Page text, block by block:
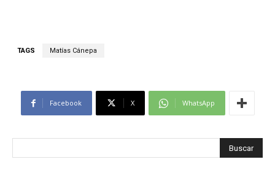
TAGS Matías Cánepa
Facebook X WhatsApp